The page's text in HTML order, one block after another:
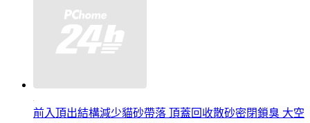
前入頂出結構減少貓砂帶落 頂蓋回收散砂密閉鎖臭 大空